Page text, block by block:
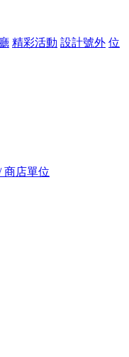
精彩活動 設計號外 位
商店單位